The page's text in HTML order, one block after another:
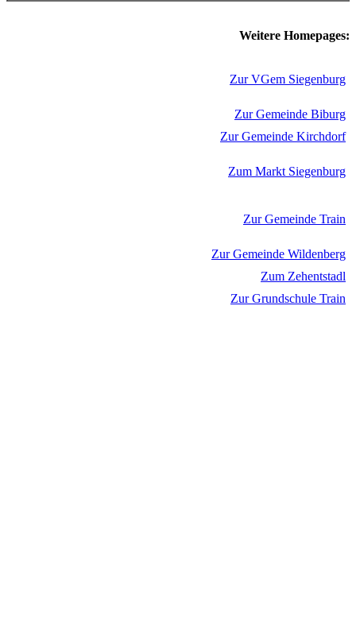
Weitere Homepages:
Zur VGem Siegenburg
Zur Gemeinde Biburg
Zur Gemeinde Kirchdorf
Zum Markt Siegenburg
Zur Gemeinde Train
Zur Gemeinde Wildenberg
Zum Zehentstadl
Zur Grundschule Train